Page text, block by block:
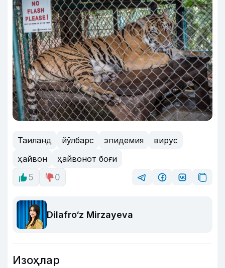
Таиланд йўлбарс эпидемия
вирус
ҳайвон
ҳайвонот боғи
5
0
Dilafro‘z Mirzayeva
Изоҳлар